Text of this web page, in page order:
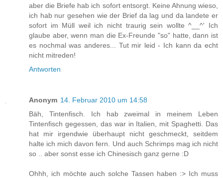
aber die Briefe hab ich sofort entsorgt. Keine Ahnung wieso,
ich hab nur gesehen wie der Brief da lag und da landete er
sofort im Müll weil ich nicht traurig sein wollte ^__^' Ich
glaube aber, wenn man die Ex-Freunde "so" hatte, dann ist
es nochmal was anderes... Tut mir leid - Ich kann da echt
nicht mitreden!
Antworten
Anonym 14. Februar 2010 um 14:58
Bäh, Tintenfisch. Ich hab zweimal in meinem Leben
Tintenfisch gegessen, das war in Italien, mit Spaghetti. Das
hat mir irgendwie überhaupt nicht geschmeckt, seitdem
halte ich mich davon fern. Und auch Schrimps mag ich nicht
so .. aber sonst esse ich Chinesisch ganz gerne :D
Ohhh, ich möchte auch solche Tassen haben :> Ich muss